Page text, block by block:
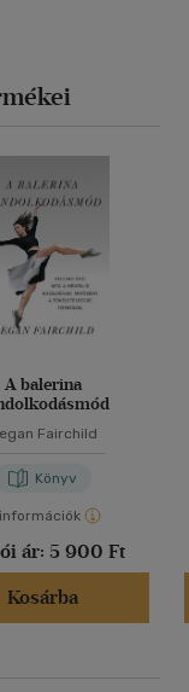
A balerina
Fairchild
Könyv
ár: 5 900 Ft
Kosárba